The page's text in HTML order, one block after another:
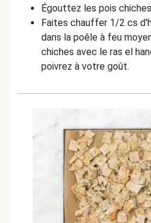
Égouttez les pois
Faites chauffer 1/2 cs
dans la poêle à feu
chiches avec le ras el
poivrez à votre goût.